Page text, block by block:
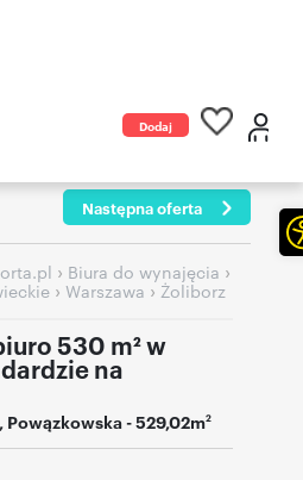
Dodaj
Następna oferta
› Biura do wynajęcia ›
› Warszawa ›Żoliborz
530 m² w
na
, Powązkowska- 529,02m2